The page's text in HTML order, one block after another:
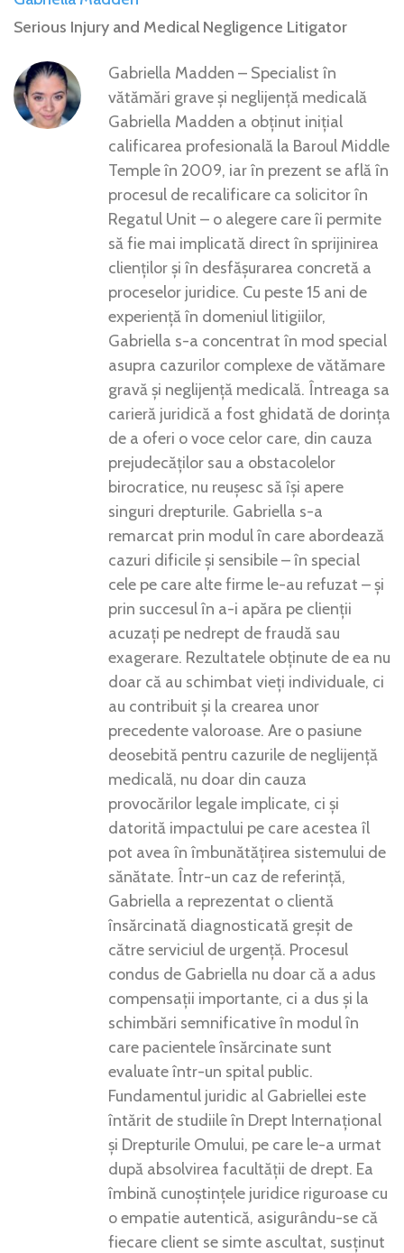
Serious Injury and Medical Negligence Litigator
Gabriella Madden – Specialist în
vătămări grave și neglijență medicală
Gabriella Madden a obținut inițial
calificarea profesională la Baroul Middle
Temple în 2009, iar în prezent se află în
procesul de recalificare ca solicitor în
Regatul Unit – o alegere care îi permite
să fie mai implicată direct în sprijinirea
clienților și în desfășurarea concretă a
proceselor juridice. Cu peste 15 ani de
experiență în domeniul litigiilor,
Gabriella s-a concentrat în mod special
asupra cazurilor complexe de vătămare
gravă și neglijență medicală. Întreaga sa
carieră juridică a fost ghidată de dorința
de a oferi o voce celor care, din cauza
prejudecăților sau a obstacolelor
birocratice, nu reușesc să își apere
singuri drepturile. Gabriella s-a
remarcat prin modul în care abordează
cazuri dificile și sensibile – în special
cele pe care alte firme le-au refuzat – și
prin succesul în a-i apăra pe clienții
acuzați pe nedrept de fraudă sau
exagerare. Rezultatele obținute de ea nu
doar că au schimbat vieți individuale, ci
au contribuit și la crearea unor
precedente valoroase. Are o pasiune
deosebită pentru cazurile de neglijență
medicală, nu doar din cauza
provocărilor legale implicate, ci și
datorită impactului pe care acestea îl
pot avea în îmbunătățirea sistemului de
sănătate. Într-un caz de referință,
Gabriella a reprezentat o clientă
însărcinată diagnosticată greșit de
către serviciul de urgență. Procesul
condus de Gabriella nu doar că a adus
compensații importante, ci a dus și la
schimbări semnificative în modul în
care pacientele însărcinate sunt
evaluate într-un spital public.
Fundamentul juridic al Gabriellei este
întărit de studiile în Drept Internațional
și Drepturile Omului, pe care le-a urmat
după absolvirea facultății de drept. Ea
îmbină cunoștințele juridice riguroase cu
o empatie autentică, asigurându-se că
fiecare client se simte ascultat, susținut